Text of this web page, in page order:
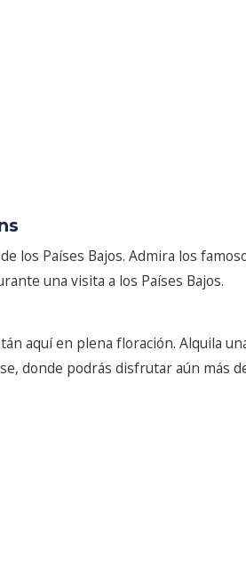
los Países Bajos. Admira los
una visita a los Países Bajos.
aquí en plena floración. Alquila
donde podrás disfrutar aún más